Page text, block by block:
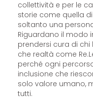
collettività e per le
storie come quella
soltanto una
Riguardano il modo
prendersi cura di chi
che realtà come
perché ogni
inclusione che
solo valore umano,
tutti.